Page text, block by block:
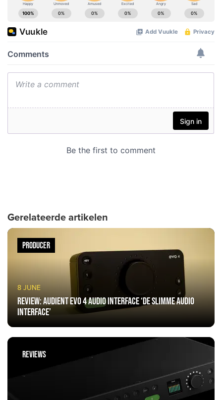
Gerelateerde artikelen
8 JUNE
Review: Audient Evo 4 Audio Interface ‘de slimme audio
interface’
PRODUCER
REVIEWS